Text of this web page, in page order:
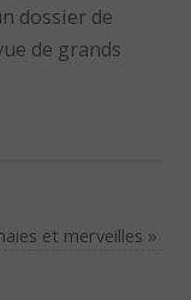
dossier de
de grands
et merveilles »